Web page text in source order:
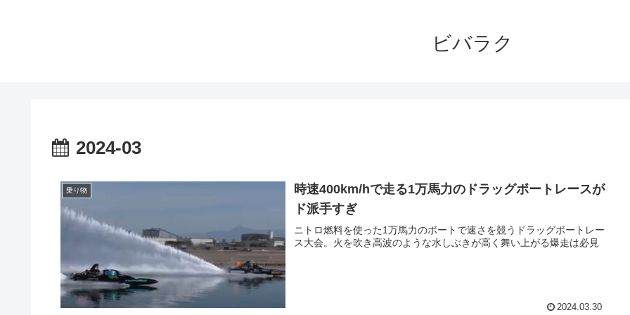
ビバラク
2024-03
乗り物
時速400km/hで走る1万馬力のドラッグボートレースが
ド派手すぎ
ニトロ燃料を使った1万馬力のボートで速さを競うドラッグボートレー
ス大会。火を吹き高波のような水しぶきが高く舞い上がる爆走は必見
2024.03.30